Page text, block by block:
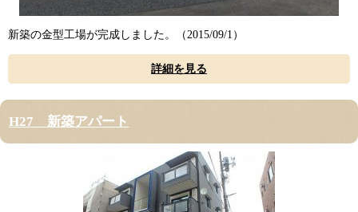
新築の金型工場が完成しました。（2015/09/1）
詳細を見る
H27 新築アパート